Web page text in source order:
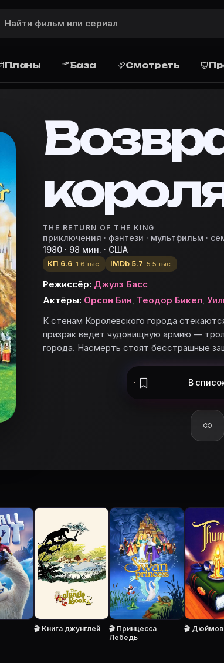
рейтинг, актёры и роли,
сюжета, рейтинг, жанр, актёры и
и сюжет
Повелителя Тьмы. Король-призрак
запланируйте просмотр дома или в
Planner — кино-планировщик
короля»
Snaga / Orc Sergeant /…
озвучка
King of Angmar, озвучка
«Возвращение короля» в базу и поставьте
Повелителя Тьмы. Король-призрак
(1980) на Movie Planner.
Planner?
жанры, актёры и добавление в свой
(1980)» снялись: Орсон Бин — Frodo
нажмите «Добавить в базу» или войдите
Планы База Смотреть
THE RETURN OF THE KING
приключения · фэнтези · мультфильм ·
1980 · 98 мин. · США
КП 6.6· 1.6 тыс. IMDb 5.7· 5.5 тыс.
Режиссёр: Джулз Басс
Актёры: Орсон Бин Теодор Бикел
К стенам Королевского города
призрак ведет чудовищную армию —
города. Насмерть стоят бесстрашные
В
🎬 Книга джунглей
🎬 Принцесса
Лебедь
🎬